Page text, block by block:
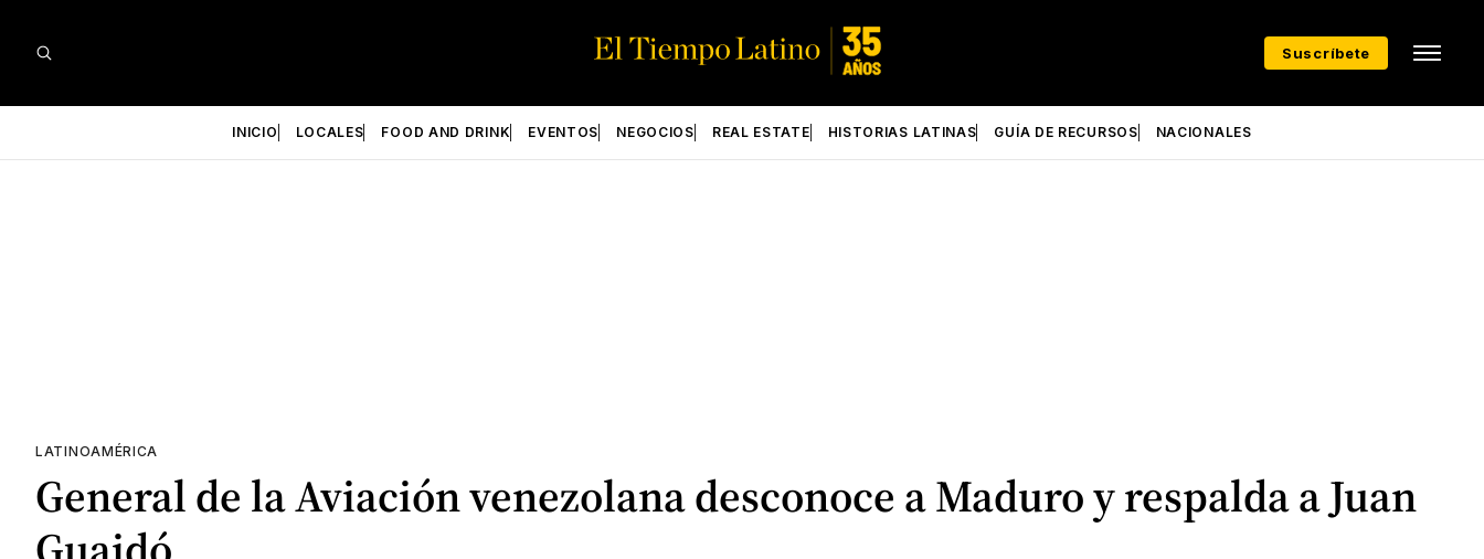
Suscríbete
INICIO LOCALES FOOD AND DRINK EVENTOS NEGOCIOS REAL ESTATE HISTORIAS LATINAS GUÍA DE RECURSOS NACIONALES
LATINOAMÉRICA
General de la Aviación venezolana desconoce a Maduro y respalda a Juan